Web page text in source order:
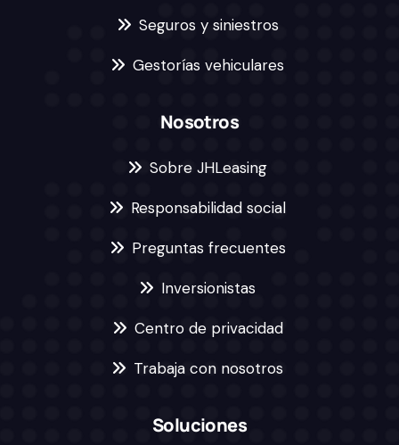
Seguros y siniestros
Gestorías vehiculares
Nosotros
Sobre JHLeasing
Responsabilidad social
Preguntas frecuentes
Inversionistas
Centro de privacidad
Trabaja con nosotros
Soluciones